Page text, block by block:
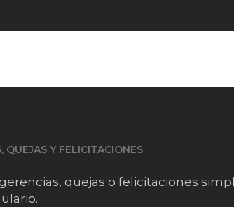
QUEJAS Y FELICITACIONES
quejas o felicitaciones